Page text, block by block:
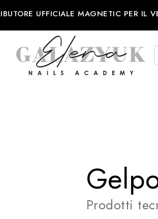
UFFICIALE MAGNETIC PER IL
Prodotti